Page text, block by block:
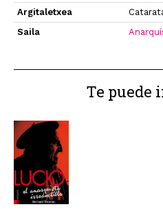
Argitaletxea
Saila
Te puede